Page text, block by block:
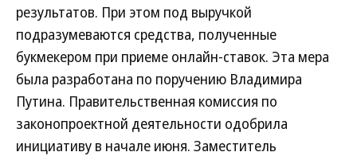
результатов. При этом под выручкой
подразумеваются средства, полученные
букмекером при приеме онлайн-ставок. Эта мера
была разработана по поручению Владимира
Путина. Правительственная комиссия по
законопроектной деятельности одобрила
инициативу в начале июня. Заместитель